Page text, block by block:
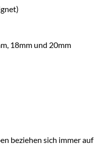
18mm und 20mm
beziehen sich immer auf